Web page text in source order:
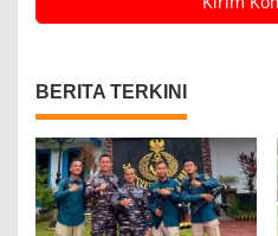
BERITA TERKINI